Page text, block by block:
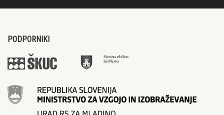
PODPORNIKI